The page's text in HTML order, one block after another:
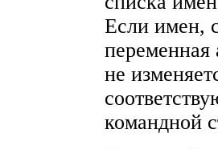
Если имен,
переменная
не
командной